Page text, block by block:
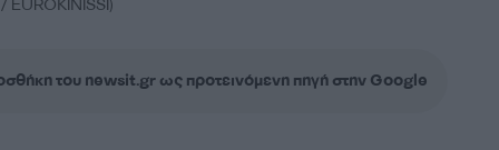
του newsit.gr ως προτεινόμενη πηγή στην Google